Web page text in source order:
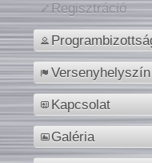
Regisztráció
Versenyhelyszín
Kapcsolat
Galéria